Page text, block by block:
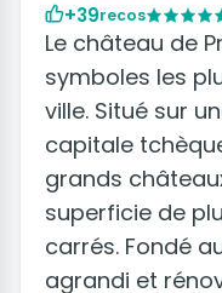
+39recos
Le château de
symboles les
ville. Situé sur
capitale
grands
superficie de
carrés. Fondé
agrandi et